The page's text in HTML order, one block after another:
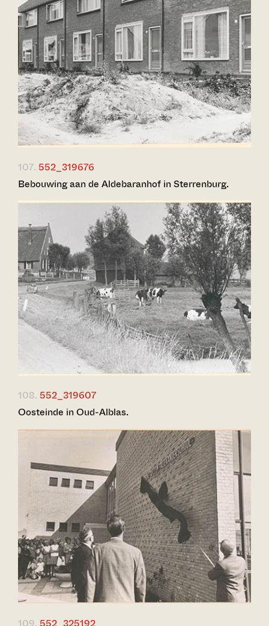
107. 552_319676
Bebouwing aan de Aldebaranhof in Sterrenburg.
108. 552_319607
Oosteinde in Oud-Alblas.